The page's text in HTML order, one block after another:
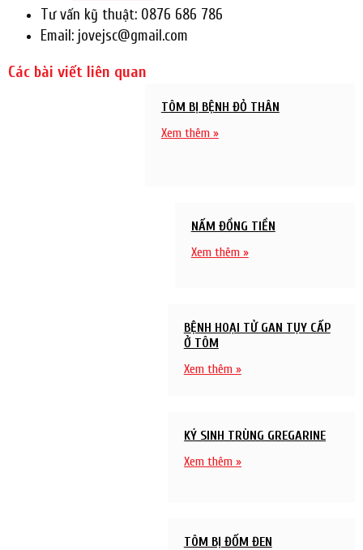
Tư vấn kỹ thuật: 0876 686 786
Email: jovejsc@gmail.com
Các bài viết liên quan
TÔM BỊ BỆNH ĐỎ THÂN
Xem thêm »
NẤM ĐỒNG TIỀN
Xem thêm »
BỆNH HOẠI TỬ GAN TỤY CẤP
Ở TÔM
Xem thêm »
KÝ SINH TRÙNG GREGARINE
Xem thêm »
TÔM BỊ ĐỐM ĐEN